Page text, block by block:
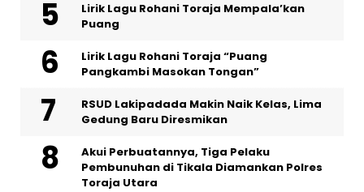
Lirik Lagu Rohani Toraja Mempala’kan
Puang
Lirik Lagu Rohani Toraja “Puang
Pangkambi Masokan Tongan”
RSUD Lakipadada Makin Naik Kelas, Lima
Gedung Baru Diresmikan
Akui Perbuatannya, Tiga Pelaku
Pembunuhan di Tikala Diamankan Polres
Toraja Utara